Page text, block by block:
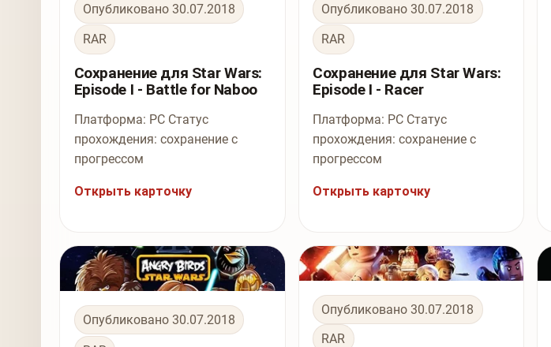
Опубликовано 30.07.2018
RAR
Сохранение для Star Wars:
Episode I - Battle for Naboo
Платформа: PC Статус
прохождения: сохранение с
прогрессом
Открыть карточку
Опубликовано 30.07.2018
RAR
Сохранение для Star Wars:
Episode I - Racer
Платформа: PC Статус
прохождения: сохранение с
прогрессом
Открыть карточку
Опубликовано 30.07.2018
Опубликовано 30.07.2018
RAR